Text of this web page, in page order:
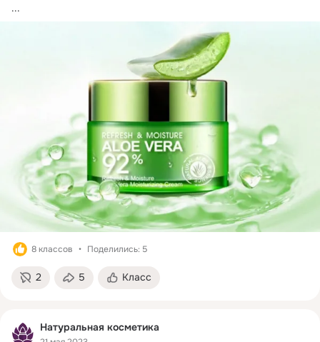
...
8 классов Поделились: 5
2 5 Класс
Натуральная косметика